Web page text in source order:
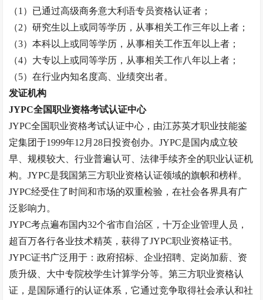
（1）已通过高级商务意大利语专员资格认证者；
（2）研究生以上或同等学历，从事相关工作三年以上者；
（3）本科以上或同等学历，从事相关工作五年以上者；
（4）大专以上或同等学历，从事相关工作八年以上者 ；
（5）在行业内知名度高、业绩突出者。
发证机构
JYPC全国职业资格考试认证中心
JYPC全国职业资格考试认证中心，由江苏英才职业技能鉴
定集团于1999年12月28日投资创办。JYPC是国内成立较
早、规模较大、行业普遍认可、法律手续齐全的职业认证机
构。JYPC是我国第三方职业资格认证领域的旗帜和榜样。
JYPC经受住了时间和市场的双重检验，在社会各界具有广
泛影响力。
JYPC考点遍布国内32个省市自治区，十万企业管理人员，
超百万各行各业技术精英，获得了JYPC职业资格证书。
JYPC证书广泛用于：政府招标、企业招聘、定岗加薪、资
质升级、大中专院校学生计算学分等。第三方职业资格认
证，是国际通行的认证体系，它通过竞争取得社会承认和社